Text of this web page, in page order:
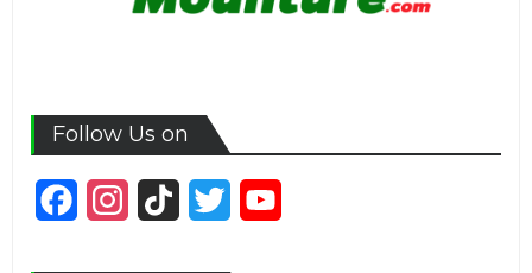
Follow Us on
FacebookInstagram
TikTok Twitter